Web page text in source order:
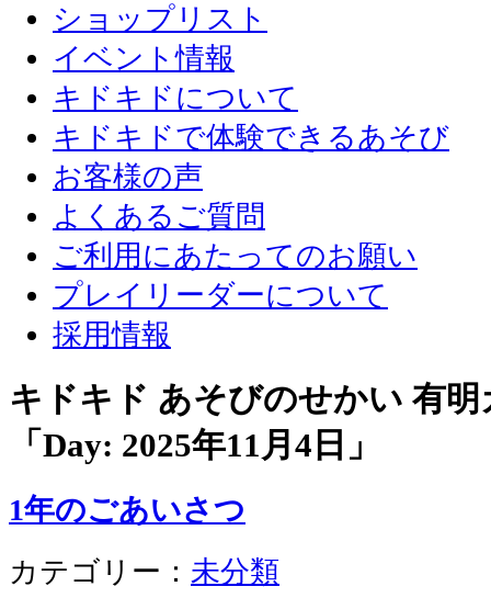
ショップリスト
イベント情報
キドキドについて
キドキドで体験できるあそび
お客様の声
よくあるご質問
ご利用にあたってのお願い
プレイリーダーについて
採用情報
キドキド あそびのせかい 有
「Day: 2025年11月4日 」
1年のごあいさつ
カテゴリー： 未分類